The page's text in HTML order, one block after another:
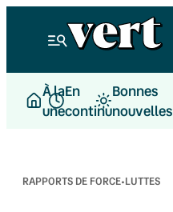
À la
une
En
continu
Bonnes
nouvelles
RAPPORTS DE FORCE·LUTTES